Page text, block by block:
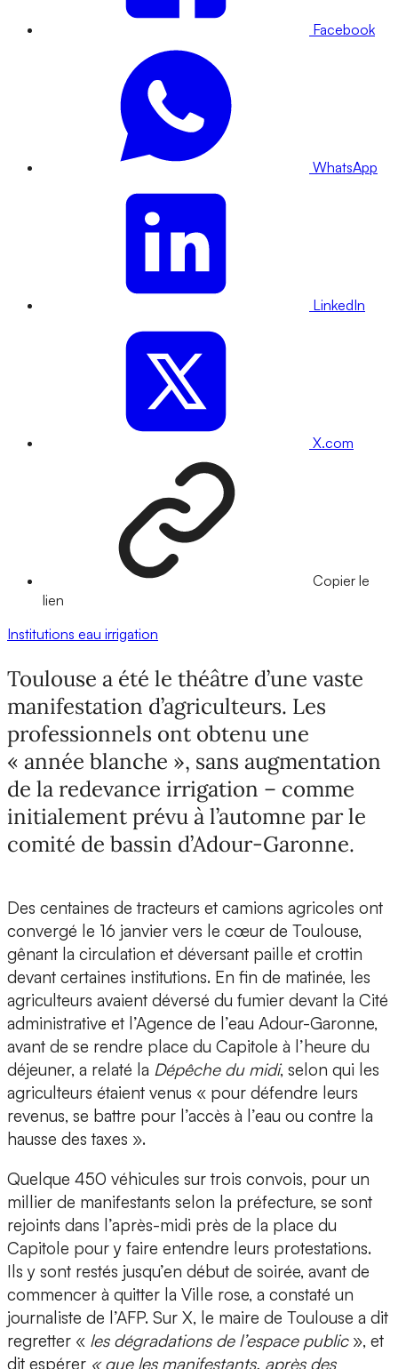
Facebook
WhatsApp
LinkedIn
X.com
Copier le
lien
Institutions eau irrigation
Toulouse a été le théâtre d’une vaste
manifestation d’agriculteurs. Les
professionnels ont obtenu une
« année blanche », sans augmentation
de la redevance irrigation – comme
initialement prévu à l’automne par le
comité de bassin d’Adour-Garonne.
Des centaines de tracteurs et camions agricoles ont
convergé le 16 janvier vers le cœur de Toulouse,
gênant la circulation et déversant paille et crottin
devant certaines institutions. En fin de matinée, les
agriculteurs avaient déversé du fumier devant la Cité
administrative et l’Agence de l’eau Adour-Garonne,
avant de se rendre place du Capitole à l’heure du
déjeuner, a relaté la Dépêche du midi, selon qui les
agriculteurs étaient venus « pour défendre leurs
revenus, se battre pour l’accès à l’eau ou contre la
hausse des taxes ».
Quelque 450 véhicules sur trois convois, pour un
millier de manifestants selon la préfecture, se sont
rejoints dans l’après-midi près de la place du
Capitole pour y faire entendre leurs protestations.
Ils y sont restés jusqu’en début de soirée, avant de
commencer à quitter la Ville rose, a constaté un
journaliste de l’AFP. Sur X, le maire de Toulouse a dit
regretter « les dégradations de l’espace public », et
dit espérer « que les manifestants, après des